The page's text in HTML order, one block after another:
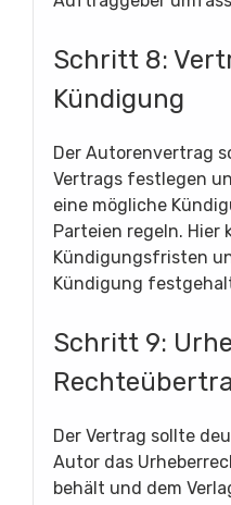
Schritt 8:
Kündigung
Der Autorenvertrag
Vertrags festlegen
eine mögliche
Parteien regeln. Hier
Kündigungsfristen
Kündigung
Schritt 9:
Der Vertrag sollte
Autor das
behält und dem